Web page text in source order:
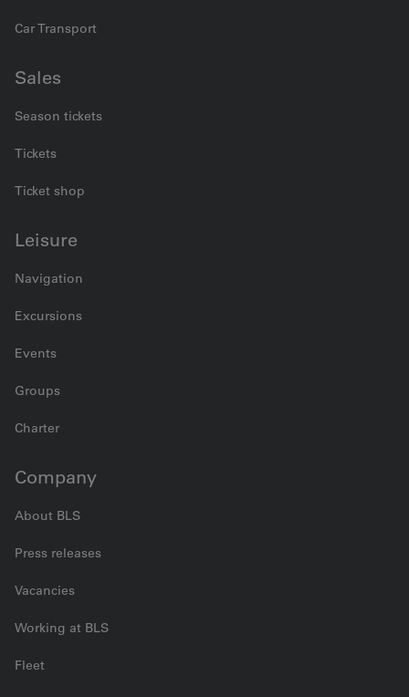
Car Transport
Sales
Season tickets
Tickets
Ticket shop
Leisure
Navigation
Excursions
Events
Groups
Charter
Company
About BLS
Press releases
Vacancies
Working at BLS
Fleet